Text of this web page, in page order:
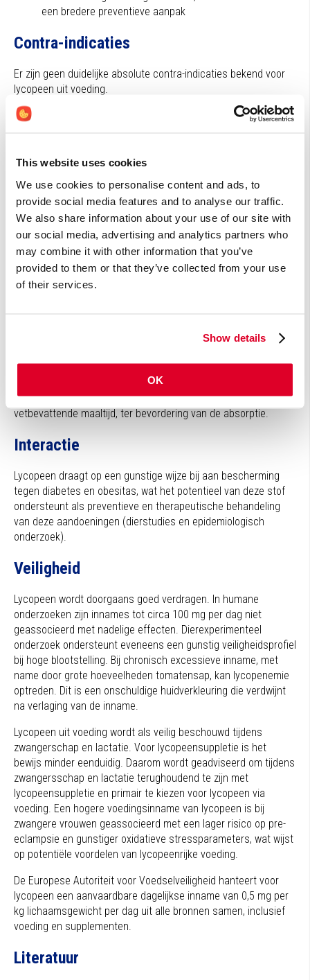
This website uses cookies
We use cookies to personalise content and ads, to
provide social media features and to analyse our traffic.
We also share information about your use of our site with
our social media, advertising and analytics partners who
may combine it with other information that you’ve
provided to them or that they’ve collected from your use
of their services.
Show details
OK
een bredere preventieve aanpak
Contra-indicaties
Er zijn geen duidelijke absolute contra-indicaties bekend voor
lycopeen uit voeding.
Bij gebruik van lycopeensupplementen is voorzichtigheid
Gebruiksadviezen
Er is geen vastgestelde aanbevolen dagelijkse inname voor
lycopeen, maar een totale dagelijkse inname van circa 2 tot 20
mg wordt in de literatuur geassocieerd met significante
beschermende effecten. Innames in de orde van 5 tot 10 mg
per dag worden daarbij in verband gebracht met algemene
preventieve effecten, terwijl hogere innames van circa 15 tot
30 mg per dag vooral worden toegepast voor sterkere
voeding. Een aanvullende dosering van circa 5 mg via suppletie
Inname-advies: bij voorkeur tijdens of direct na een
vetbevattende maaltijd, ter bevordering van de absorptie.
Interactie
Lycopeen draagt op een gunstige wijze bij aan bescherming
tegen diabetes en obesitas, wat het potentieel van deze stof
ondersteunt als preventieve en therapeutische behandeling
van deze aandoeningen (dierstudies en epidemiologisch
onderzoek).
Veiligheid
Lycopeen wordt doorgaans goed verdragen. In humane
onderzoeken zijn innames tot circa 100 mg per dag niet
geassocieerd met nadelige effecten. Dierexperimenteel
onderzoek ondersteunt eveneens een gunstig veiligheidsprofiel
bij hoge blootstelling. Bij chronisch excessieve inname, met
name door grote hoeveelheden tomatensap, kan lycopenemie
optreden. Dit is een onschuldige huidverkleuring die verdwijnt
na verlaging van de inname.
Lycopeen uit voeding wordt als veilig beschouwd tijdens
zwangerschap en lactatie. Voor lycopeensuppletie is het
bewijs minder eenduidig. Daarom wordt geadviseerd om tijdens
zwangersschap en lactatie terughoudend te zijn met
lycopeensuppletie en primair te kiezen voor lycopeen via
voeding. Een hogere voedingsinname van lycopeen is bij
zwangere vrouwen geassocieerd met een lager risico op pre-
eclampsie en gunstiger oxidatieve stressparameters, wat wijst
op potentiële voordelen van lycopeenrijke voeding.
De Europese Autoriteit voor Voedselveiligheid hanteert voor
lycopeen een aanvaardbare dagelijkse inname van 0,5 mg per
kg lichaamsgewicht per dag uit alle bronnen samen, inclusief
voeding en supplementen.
Literatuur